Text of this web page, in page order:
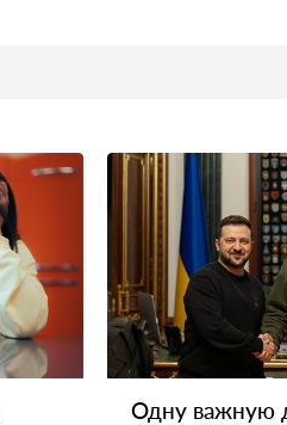
Одну важную